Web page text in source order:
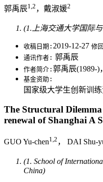
郭禹辰1,2 ，戴淑媛2
(1.上海交通大学国际
收稿日期: 2019-12-27 修
通讯作者: 郭禹辰
作者简介: 郭禹辰(1989-
基金资助:
国家级大学生创新训练
The Structural
renewal of Shanghai A
GUO Yu-chen1,2 ， DAI Shu-
(1. School of
China)